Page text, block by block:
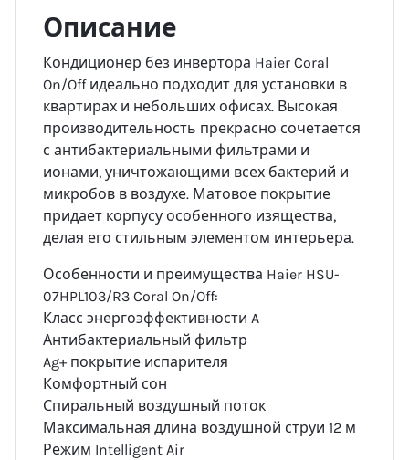
Описание
Кондиционер без инвертора Haier Coral
On/Off идеально подходит для установки в
квартирах и небольших офисах. Высокая
производительность прекрасно сочетается
с антибактериальными фильтрами и
ионами, уничтожающими всех бактерий и
микробов в воздухе. Матовое покрытие
придает корпусу особенного изящества,
делая его стильным элементом интерьера.
Особенности и преимущества Haier HSU-
07HPL103/R3 Coral On/Off:
Класс энергоэффективности A
Антибактериальный фильтр
Ag+ покрытие испарителя
Комфортный сон
Спиральный воздушный поток
Максимальная длина воздушной струи 12 м
Режим Intelligent Air